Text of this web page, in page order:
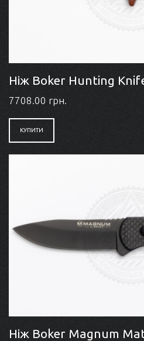
Ніж Boker Hunting
7708.00 грн.
КУПИТИ
Ніж Boker Magnum